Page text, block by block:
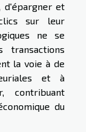
d'épargner et
sur leur
ne se
la voie à de
et à
contribuant
du